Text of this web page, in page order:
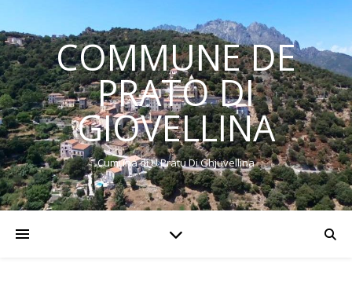
COMMUNE DE
PRATO DI
GIOVELLINA
Cumuna di U Pratu Di Ghjuvellina